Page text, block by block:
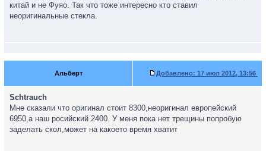
китай и не Фуяо. Так что тоже интересно кто ставил
неоригинальные стекла.
Альберт Добавлено: 17 июл 2012, 13:56
Schtrauch
Мне сказали что оригинал стоит 8300,неоригинал европейский
6950,а наш росийский 2400. У меня пока нет трещины попробую
заделать скол,может на какоето время хватит